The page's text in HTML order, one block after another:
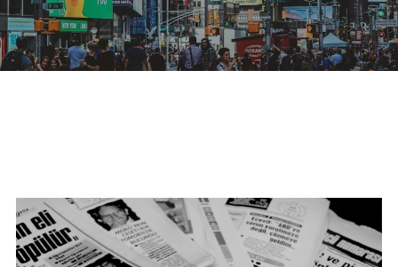
08ハイブリッド:メキシコ最大の先住民言語
ナワトル語を知る
09オンライン講座：世界のニュースから国
12対面講座：＜たね＞からはじまる無肥料
自然栽培2026
03食べものから学ぶ経済学
05データの力で社会を動かす！ 市民による社
アクションツアー沖縄2025
奥間さん沖縄勉強会